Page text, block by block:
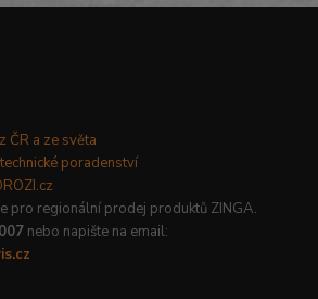
ČR a ze světa
poradenství
pro regionální prodej produktů ZINGA.
nebo napište na email: